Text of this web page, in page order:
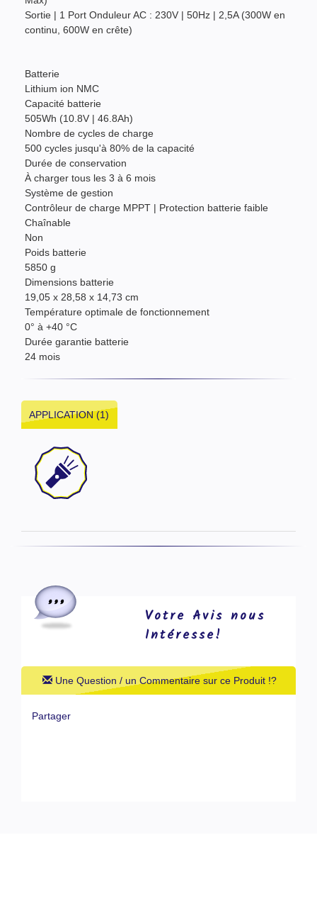
Sortie | 1 Port Onduleur AC : 230V | 50Hz | 2,5A (300W en
continu, 600W en crête)
Batterie
Lithium ion NMC
Capacité batterie
505Wh (10.8V | 46.8Ah)
Nombre de cycles de charge
500 cycles jusqu'à 80% de la capacité
Durée de conservation
À charger tous les 3 à 6 mois
Système de gestion
Contrôleur de charge MPPT | Protection batterie faible
Chaînable
Non
Poids batterie
5850 g
Dimensions batterie
19,05 x 28,58 x 14,73 cm
Température optimale de fonctionnement
0° à +40 °C
Durée garantie batterie
24 mois
APPLICATION (1)
Votre Avis nous
Intéresse!
Une Question / un Commentaire sur ce Produit !?
Partager